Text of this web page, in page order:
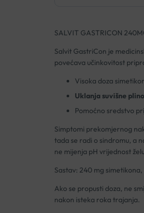
SALVIT GASTRICON
Salvit GastriCon je
povećava učinkovitost
Visoka doza
Uklanja suvišne
Pomoćno sredstvo
Simptomi prekomjernog
tada se radi o sindromu, a
ne mijenja pH vrijednost
Sastav: 240 mg
Ako se propusti doza, ne
nakon isteka roka trajanja.